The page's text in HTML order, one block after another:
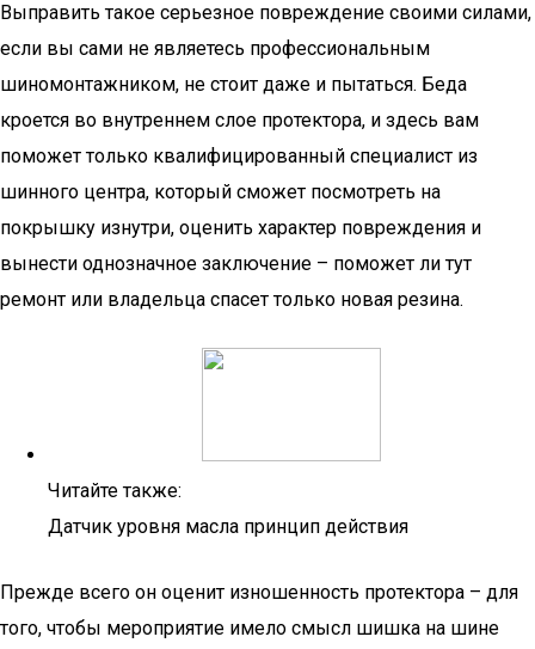
Выправить такое серьезное повреждение своими силами,
если вы сами не являетесь профессиональным
шиномонтажником, не стоит даже и пытаться. Беда
кроется во внутреннем слое протектора, и здесь вам
поможет только квалифицированный специалист из
шинного центра, который сможет посмотреть на
покрышку изнутри, оценить характер повреждения и
вынести однозначное заключение – поможет ли тут
ремонт или владельца спасет только новая резина.
Читайте также:
Датчик уровня масла принцип действия
Прежде всего он оценит изношенность протектора – для
того, чтобы мероприятие имело смысл шишка на шине